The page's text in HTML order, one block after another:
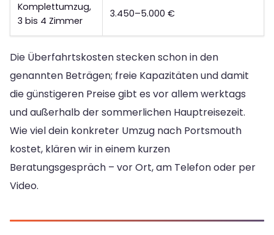
Komplettumzug,
3 bis 4 Zimmer
3.450–5.000 €
Die Überfahrtskosten stecken schon in den
genannten Beträgen; freie Kapazitäten und damit
die günstigeren Preise gibt es vor allem werktags
und außerhalb der sommerlichen Hauptreisezeit.
Wie viel dein konkreter Umzug nach Portsmouth
kostet, klären wir in einem kurzen
Beratungsgespräch – vor Ort, am Telefon oder per
Video.